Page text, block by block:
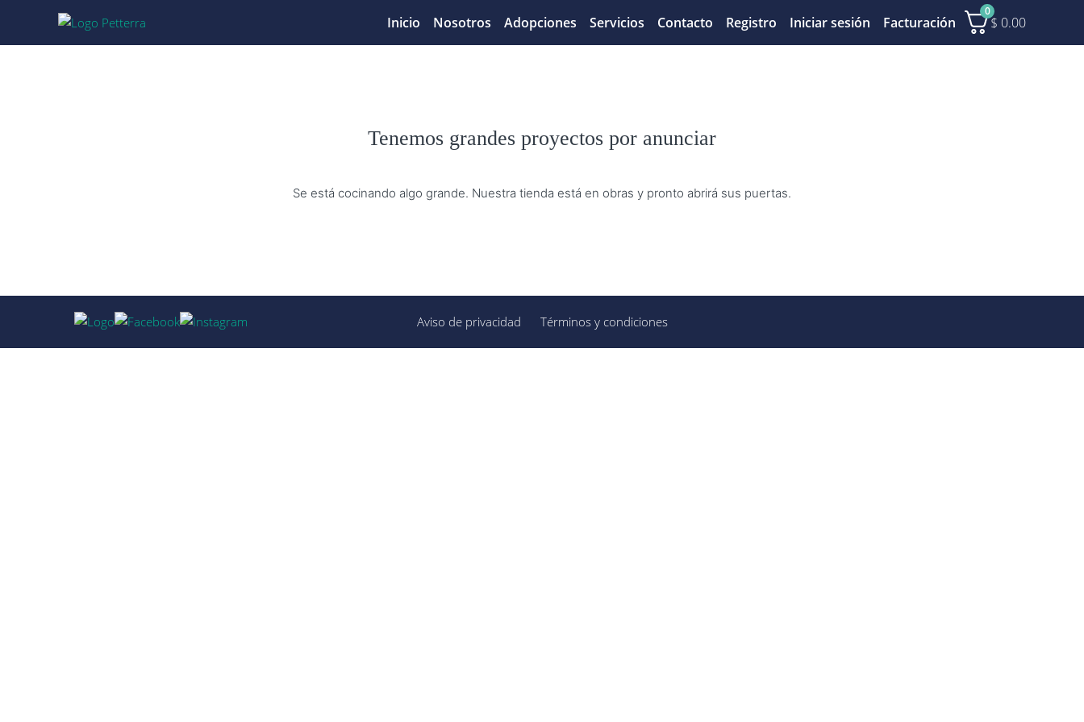
Inicio Nosotros Adopciones Servicios Contacto Registro Iniciar sesión Facturación
0
$ 0.00
Tenemos grandes proyectos por anunciar
Se está cocinando algo grande. Nuestra tienda está en obras y pronto abrirá sus puertas.
Aviso de privacidad Términos y condiciones